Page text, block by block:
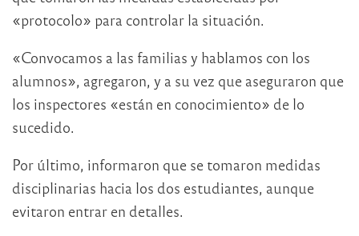
«protocolo» para controlar la situación.
«Convocamos a las familias y hablamos con los
alumnos», agregaron, y a su vez que aseguraron que
los inspectores «están en conocimiento» de lo
sucedido.
Por último, informaron que se tomaron medidas
disciplinarias hacia los dos estudiantes, aunque
evitaron entrar en detalles.